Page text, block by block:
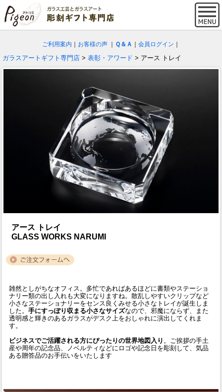
ご利用案内 お客様の声 Ｑ＆Ａ 会員ログイン
ガラスアートギフト専門店 > 表彰・アワード > アース トレイ
アース トレイ
GLASS WORKS NARUMI
雑然としがちなオフィス。多忙であればあるほどに書類やステーショ
ナリー類の出し入れも大変になりますね。散乱しやすいクリップなど
小さなステーショナリーをセンス良くみせる小さなトレイが誕生しま
した。 手にすっぽり収まる小さなサイズなので、邪魔にならず、また
透明感と輝きのあるガラスがデスク上をおしゃれに演出してくれま
す。
ビジネスでご活躍される方にぴったりの世界地図入り 。ご挨拶の手土
産や周年の記念品、ノベルティなどにロゴや記念日を彫刻して、気品
ある贈答品のお手伝いをいたします